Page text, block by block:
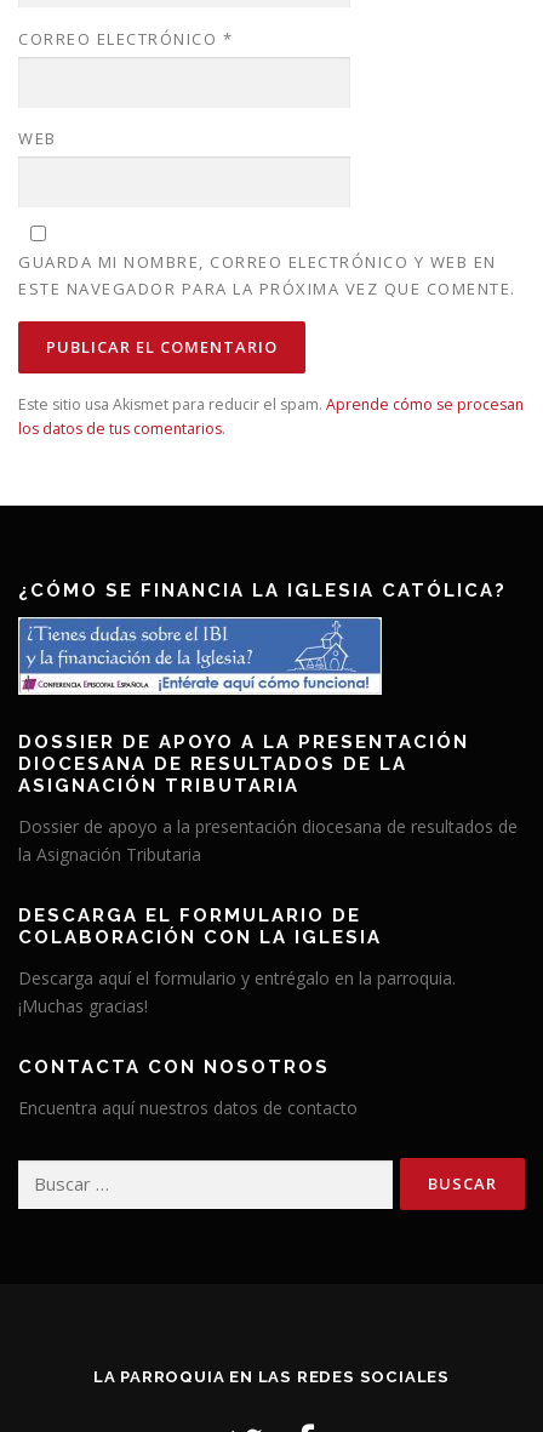
CORREO ELECTRÓNICO *
WEB
GUARDA MI NOMBRE, CORREO ELECTRÓNICO Y WEB EN
ESTE NAVEGADOR PARA LA PRÓXIMA VEZ QUE COMENTE.
Este sitio usa Akismet para reducir el spam. Aprende cómo se procesan
los datos de tus comentarios.
¿CÓMO SE FINANCIA LA IGLESIA CATÓLICA?
DOSSIER DE APOYO A LA PRESENTACIÓN
DIOCESANA DE RESULTADOS DE LA
ASIGNACIÓN TRIBUTARIA
Dossier de apoyo a la presentación diocesana de resultados de
la Asignación Tributaria
DESCARGA EL FORMULARIO DE
COLABORACIÓN CON LA IGLESIA
Descarga aquí el formulario y entrégalo en la parroquia.
¡Muchas gracias!
CONTACTA CON NOSOTROS
Encuentra aquí nuestros datos de contacto
LA PARROQUIA EN LAS REDES SOCIALES